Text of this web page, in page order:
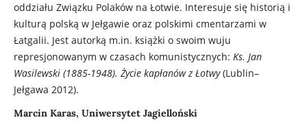
oddziału Związku Polaków na Łotwie. Interesuje się historią i
kulturą polską w Jełgawie oraz polskimi cmentarzami w
Łatgalii. Jest autorką m.in. książki o swoim wuju
represjonowanym w czasach komunistycznych: Ks. Jan
Wasilewski (1885-1948). Życie kapłanów z Łotwy(Lublin–
Jełgawa 2012).
Marcin Karas, Uniwersytet Jagielloński